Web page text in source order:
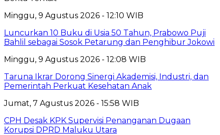
Minggu, 9 Agustus 2026 - 12:10 WIB
Luncurkan 10 Buku di Usia 50 Tahun, Prabowo Puji
Bahlil sebagai Sosok Petarung dan Penghibur Jokowi
Minggu, 9 Agustus 2026 - 12:08 WIB
Taruna Ikrar Dorong Sinergi Akademisi, Industri, dan
Pemerintah Perkuat Kesehatan Anak
Jumat, 7 Agustus 2026 - 15:58 WIB
CPH Desak KPK Supervisi Penanganan Dugaan
Korupsi DPRD Maluku Utara